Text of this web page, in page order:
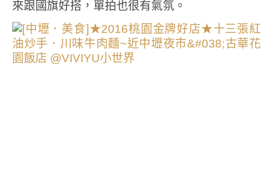
來跟國旗好搭，單拍也很有氣氛。